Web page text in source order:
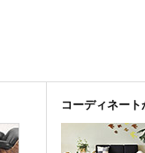
コーディネー